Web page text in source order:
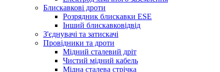
Блискавкові дроти
Розрядник блискавки ESE
Інший блискавковідвід
З'єднувачі та затискачі
Провідники та дроти
Мідний сталевий дріт
Чистий мідний кабель
Мідна сталева стрічка